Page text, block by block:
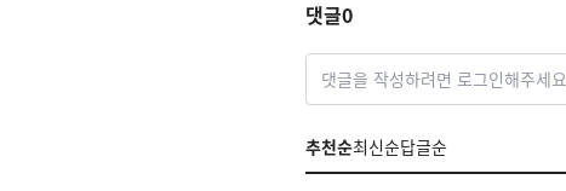
댓글0
댓글을 작성하려면 로그인해주세요
추천순최신순답글순